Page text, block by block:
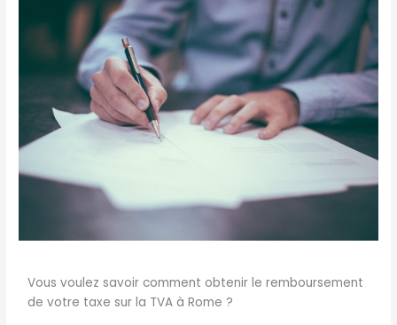
Vous voulez savoir comment obtenir le remboursement
de votre taxe sur la TVA à Rome ?